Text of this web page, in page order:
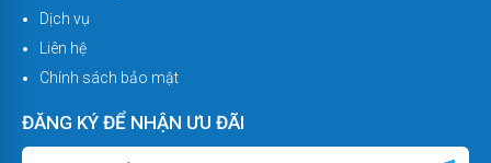
Dịch vụ
Liên hệ
Chính sách bảo mật
ĐĂNG KÝ ĐỂ NHẬN ƯU ĐÃI